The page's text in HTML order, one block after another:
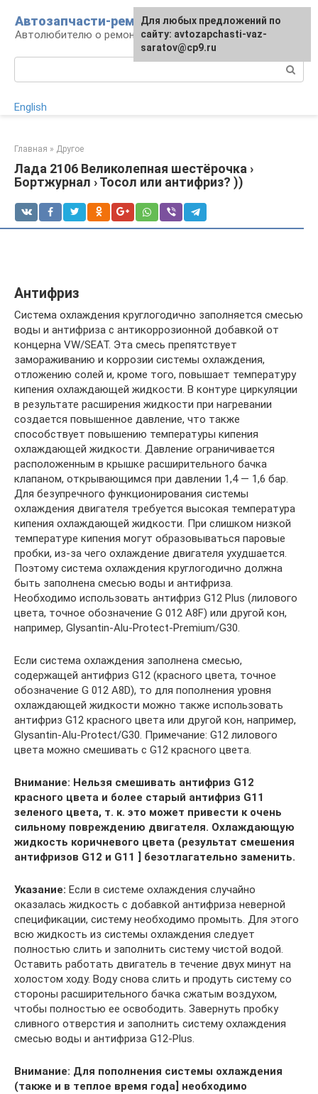
контенту
Автозапчасти-ремонт
Автолюбителю о ремонте машины
English
Главная » Другое
Лада 2106 Великолепная шестёрочка ›
Бортжурнал › Тосол или антифриз? ))
Антифриз
Система охлаждения круглогодично заполняется смесью
воды и антифриза с антикоррозионной добавкой от
концерна VW/SEAT. Эта смесь препятствует
замораживанию и коррозии системы охлаждения,
отложению солей и, кроме того, повышает температуру
кипения охлаждающей жидкости. В контуре циркуляции
в результате расширения жидкости при нагревании
создается повышенное давление, что также
способствует повышению температуры кипения
охлаждающей жидкости. Давление ограничивается
расположенным в крышке расширительного бачка
клапаном, открывающимся при давлении 1,4 — 1,6 бар.
Для безупречного функционирования системы
охлаждения двигателя требуется высокая температура
кипения охлаждающей жидкости. При слишком низкой
температуре кипения могут образовываться паровые
пробки, из-за чего охлаждение двигателя ухудшается.
Поэтому система охлаждения круглогодично должна
быть заполнена смесью воды и антифриза.
Необходимо использовать антифриз G12 Plus (лилового
цвета, точное обозначение G 012 A8F) или другой кон,
например, Glysantin-Alu-Protect-Premium/G30.
Если система охлаждения заполнена смесью,
содержащей антифриз G12 (красного цвета, точное
обозначение G 012 A8D), то для пополнения уровня
охлаждающей жидкости можно также использовать
антифриз G12 красного цвета или другой кон, например,
Glysantin-Alu-Protect/G30. Примечание: G12 лилового
цвета можно смешивать с G12 красного цвета.
Внимание: Нельзя смешивать антифриз G12
красного цвета и более старый антифриз G11
зеленого цвета, т. к. это может привести к очень
сильному повреждению двигателя. Охлаждающую
жидкость коричневого цвета (результат смешения
антифризов G12 и G11 ] безотлагательно заменить.
Указание: Если в системе охлаждения случайно
оказалась жидкость с добавкой антифриза неверной
спецификации, систему необходимо промыть. Для этого
всю жидкость из системы охлаждения следует
полностью слить и заполнить систему чистой водой.
Оставить работать двигатель в течение двух минут на
холостом ходу. Воду снова слить и продуть систему со
стороны расширительного бачка сжатым воздухом,
чтобы полностью ее освободить. Завернуть пробку
сливного отверстия и заполнить систему охлаждения
смесью воды и антифриза G12-Plus.
Внимание: Для пополнения системы охлаждения
(также и в теплое время года] необходимо
Для любых предложений по
сайту: avtozapchasti-vaz-
saratov@cp9.ru